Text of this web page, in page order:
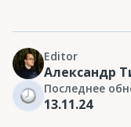
Editor
Александр
Последнее
13.11.24